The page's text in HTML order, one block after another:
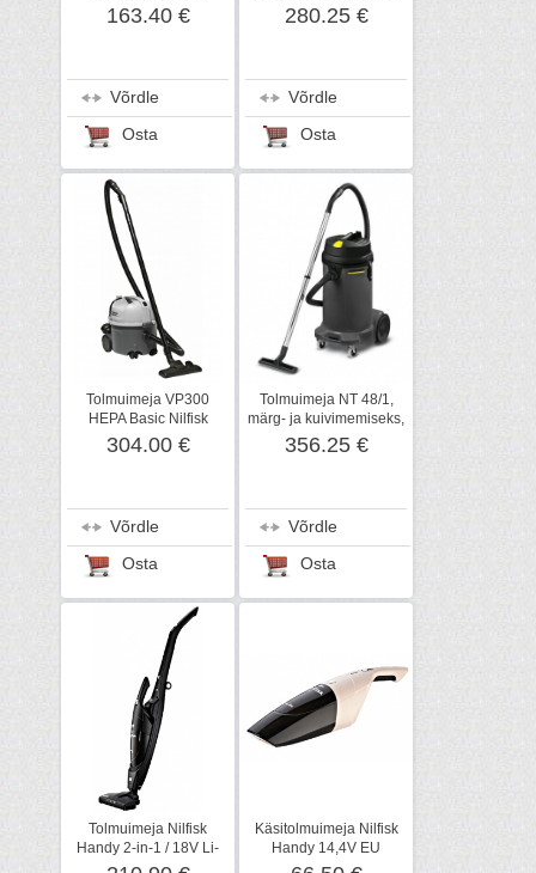
Kärcher
163.40 €
Võrdle
Osta
280.25 €
Võrdle
Osta
Tolmuimeja VP300
HEPA Basic Nilfisk
304.00 €
Võrdle
Osta
Tolmuimeja NT 48/1,
märg- ja kuivimemiseks,
Kärcher
356.25 €
Võrdle
Osta
Tolmuimeja Nilfisk
Handy 2-in-1 / 18V Li-
ion EU
Käsitolmuimeja Nilfisk
Handy 14,4V EU